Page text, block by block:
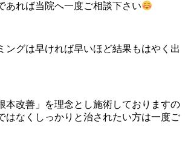
あれば当院へ一度ご相談下さい
ングは早ければ早いほど結果もはやく出
本改善」を理念とし施術しておりますの
はなくしっかりと治されたい方は一度ご